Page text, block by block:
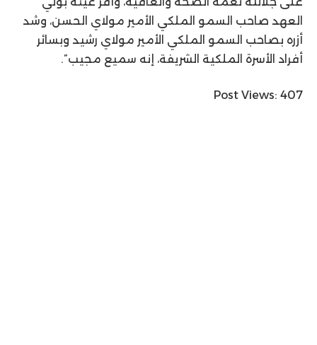
العهد صاحب السمو الملكي الأمير مولاي الحسن، وشد
أزره بصاحب السمو الملكي الأمير مولاي رشيد وبسائر
أفراد الأسرة الملكية الشريفة، إنه سميع مجيب”.
Post Views: 407